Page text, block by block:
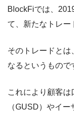
BlockFiでは、
て、新たなトレー
そのトレードとは
なるというもので
これにより顧客
（GUSD）やイ